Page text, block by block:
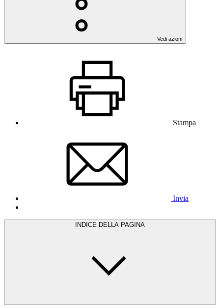
Vedi azioni
Stampa
Invia
INDICE DELLA PAGINA